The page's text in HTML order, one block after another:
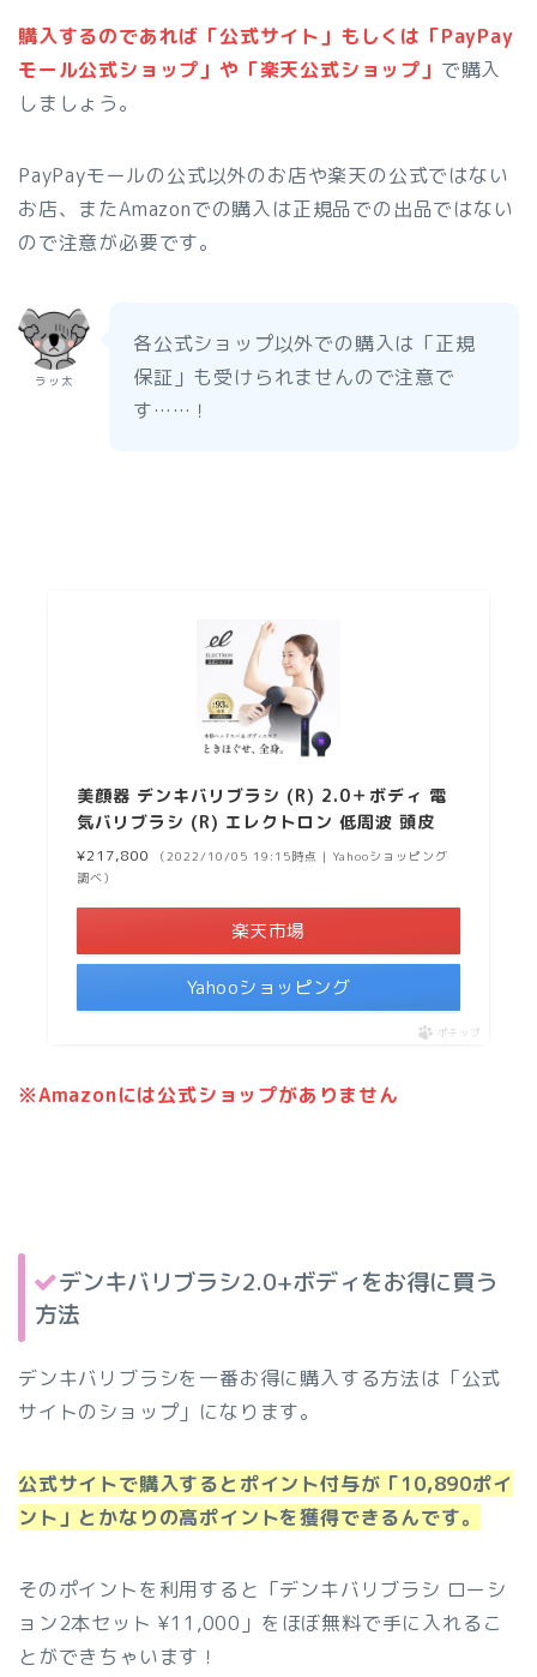
購入するのであれば「公式サイト」もしくは「PayPay
モール公式ショップ」や「楽天公式ショップ」 で購入
しましょう。
PayPayモールの公式以外のお店や楽天の公式ではない
お店、またAmazonでの購入は正規品での出品ではない
ので注意が必要です。
ラッ太
各公式ショップ以外での購入は「正規
保証」も受けられませんので注意で
す……！
美顔器 デンキバリブラシ (R) 2.0＋ボディ 電
気バリブラシ (R) エレクトロン 低周波 頭皮
¥217,800
（2022/10/05 19:15時点 | Yahooショッピング
調べ）
楽天市場
Yahooショッピング
ポチップ
※Amazonには公式ショップがありません
デンキバリブラシ2.0+ボディをお得に買う
方法
デンキバリブラシを一番お得に購入する方法は「公式
サイトのショップ」になります。
公式サイトで購入するとポイント付与が「10,890ポイ
ント」とかなりの高ポイントを獲得できるんです。
そのポイントを利用すると「デンキバリブラシ ローシ
ョン2本セット ¥11,000」をほぼ無料で手に入れるこ
とができちゃいます！